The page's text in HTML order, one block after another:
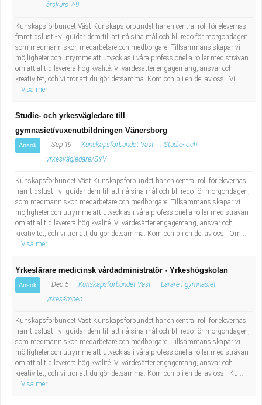
årskurs 7-9
Kunskapsförbundet Väst Kunskapsförbundet har en central roll för elevernas
framtidslust - vi guidar dem till att nå sina mål och bli redo för morgondagen,
som medmänniskor, medarbetare och medborgare. Tillsammans skapar vi
möjligheter och utrymme att utvecklas i våra professionella roller med strävan
om att alltid leverera hög kvalité. Vi värdesätter engagemang, ansvar och
kreativitet, och vi tror att du gör detsamma. Kom och bli en del av oss! Vi...
Visa mer
Studie- och yrkesvägledare till
gymnasiet/vuxenutbildningen Vänersborg
Ansök Sep 19 Kunskapsförbundet Väst
Studie- och
yrkesvägledare/SYV
Kunskapsförbundet Väst Kunskapsförbundet har en central roll för elevernas
framtidslust - vi guidar dem till att nå sina mål och bli redo för morgondagen,
som medmänniskor, medarbetare och medborgare. Tillsammans skapar vi
möjligheter och utrymme att utvecklas i våra professionella roller med strävan
om att alltid leverera hög kvalité. Vi värdesätter engagemang, ansvar och
kreativitet, och vi tror att du gör detsamma. Kom och bli en del av oss! Om...
Visa mer
Yrkeslärare medicinsk vårdadministratör - Yrkeshögskolan
Ansök Dec 5 Kunskapsförbundet Väst
Lärare i gymnasiet -
yrkesämnen
Kunskapsförbundet Väst Kunskapsförbundet har en central roll för elevernas
framtidslust - vi guidar dem till att nå sina mål och bli redo för morgondagen,
som medmänniskor, medarbetare och medborgare. Tillsammans skapar vi
möjligheter och utrymme att utvecklas i våra professionella roller med strävan
om att alltid leverera hög kvalité. Vi värdesätter engagemang, ansvar och
kreativitet, och vi tror att du gör detsamma. Kom och bli en del av oss! Ku...
Visa mer